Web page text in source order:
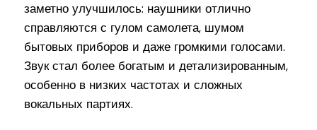
заметно улучшилось: наушники отлично
справляются с гулом самолета, шумом
бытовых приборов и даже громкими голосами.
Звук стал более богатым и детализированным,
особенно в низких частотах и сложных
вокальных партиях.